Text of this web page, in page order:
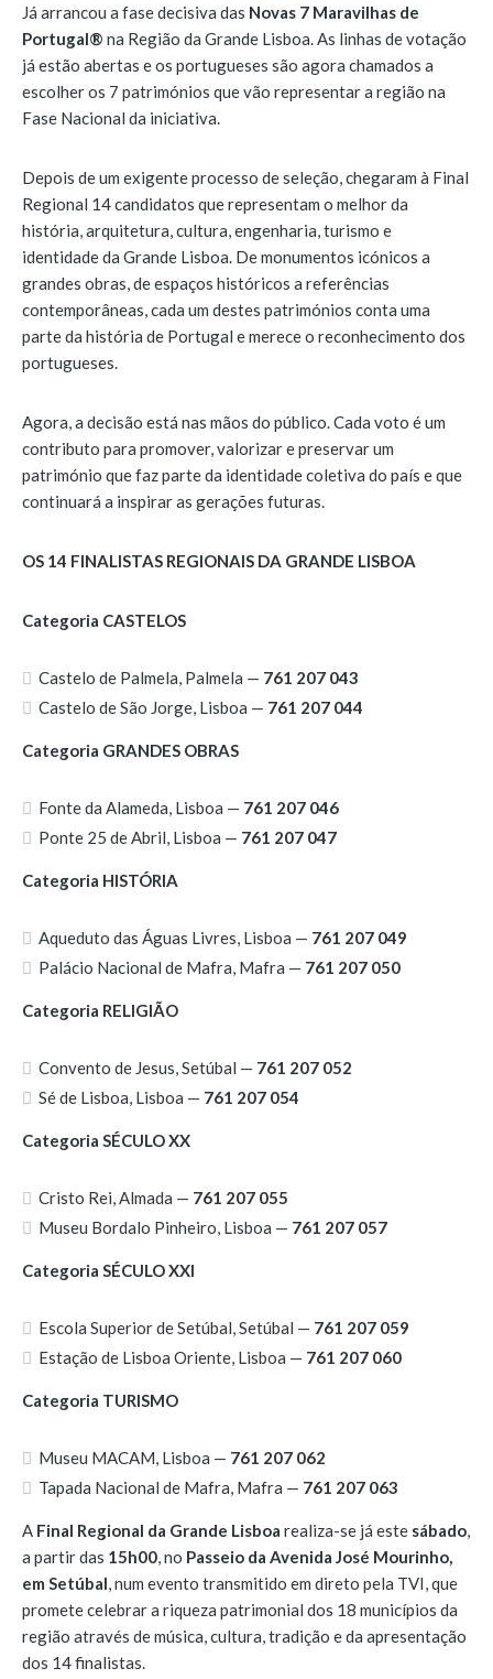
Já arrancou a fase decisiva das Novas 7 Maravilhas de
Portugal® na Região da Grande Lisboa. As linhas de votação
já estão abertas e os portugueses são agora chamados a
escolher os 7 patrimónios que vão representar a região na
Fase Nacional da iniciativa.
Depois de um exigente processo de seleção, chegaram à Final
Regional 14 candidatos que representam o melhor da
história, arquitetura, cultura, engenharia, turismo e
identidade da Grande Lisboa. De monumentos icónicos a
grandes obras, de espaços históricos a referências
contemporâneas, cada um destes patrimónios conta uma
parte da história de Portugal e merece o reconhecimento dos
portugueses.
Agora, a decisão está nas mãos do público. Cada voto é um
contributo para promover, valorizar e preservar um
património que faz parte da identidade coletiva do país e que
continuará a inspirar as gerações futuras.
OS 14 FINALISTAS REGIONAIS DA GRANDE LISBOA
Categoria CASTELOS
Castelo de Palmela, Palmela — 761 207 043
Castelo de São Jorge, Lisboa — 761 207 044
Categoria GRANDES OBRAS
Fonte da Alameda, Lisboa — 761 207 046
Ponte 25 de Abril, Lisboa — 761 207 047
Categoria HISTÓRIA
Aqueduto das Águas Livres, Lisboa — 761 207 049
Palácio Nacional de Mafra, Mafra — 761 207 050
Categoria RELIGIÃO
Convento de Jesus, Setúbal — 761 207 052
Sé de Lisboa, Lisboa — 761 207 054
Categoria SÉCULO XX
Cristo Rei, Almada — 761 207 055
Museu Bordalo Pinheiro, Lisboa — 761 207 057
Categoria SÉCULO XXI
Escola Superior de Setúbal, Setúbal — 761 207 059
Estação de Lisboa Oriente, Lisboa — 761 207 060
Categoria TURISMO
Museu MACAM, Lisboa — 761 207 062
Tapada Nacional de Mafra, Mafra — 761 207 063
A Final Regional da Grande Lisboa realiza-se já este sábado
a partir das 15h00 , no Passeio da Avenida José Mourinho,
em Setúbal , num evento transmitido em direto pela TVI, que
promete celebrar a riqueza patrimonial dos 18 municípios da
região através de música, cultura, tradição e da apresentação
dos 14 finalistas.